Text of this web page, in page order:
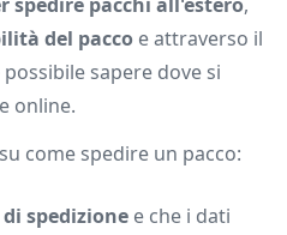
del pacco e attraverso il
possibile sapere dove si
online.
come spedire un pacco:
spedizione e che i dati